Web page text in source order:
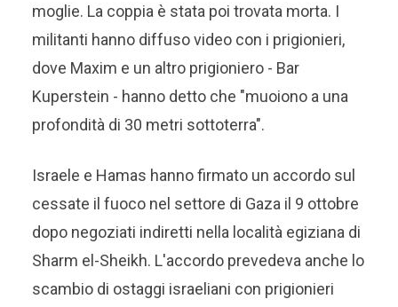
moglie. La coppia è stata poi trovata morta. I
militanti hanno diffuso video con i prigionieri,
dove Maxim e un altro prigioniero - Bar
Kuperstein - hanno detto che "muoiono a una
profondità di 30 metri sottoterra".
Israele e Hamas hanno firmato un accordo sul
cessate il fuoco nel settore di Gaza il 9 ottobre
dopo negoziati indiretti nella località egiziana di
Sharm el-Sheikh. L'accordo prevedeva anche lo
scambio di ostaggi israeliani con prigionieri